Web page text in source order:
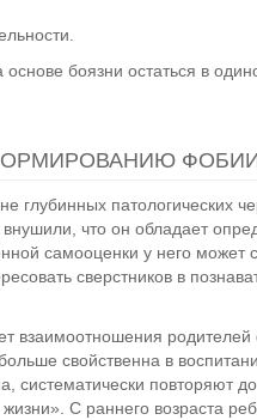
боязни остаться в
глубинных патологических
что он обладает
самооценки у него может
сверстников в
взаимоотношения
свойственна в
повторяют
С раннего возраста